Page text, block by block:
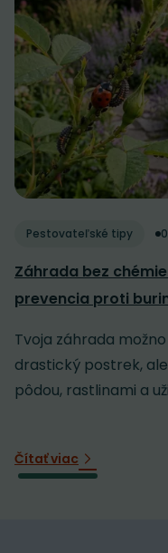
Pestovateľské tipy
Záhrada bez
prevencia proti
Tvoja záhrada
drastický postrek,
pôdou, rastlinami a
Čítať viac